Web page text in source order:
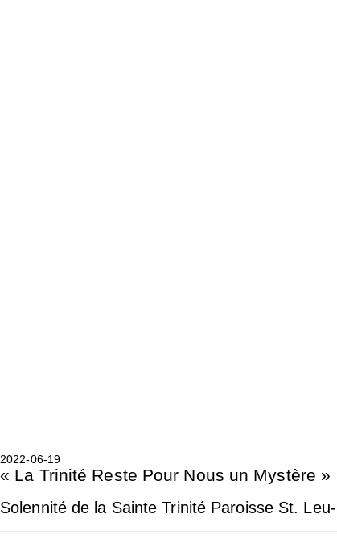
2022-06-19
« La Trinité Reste Pour Nous un Mystère »
Solennité de la Sainte Trinité Paroisse St.